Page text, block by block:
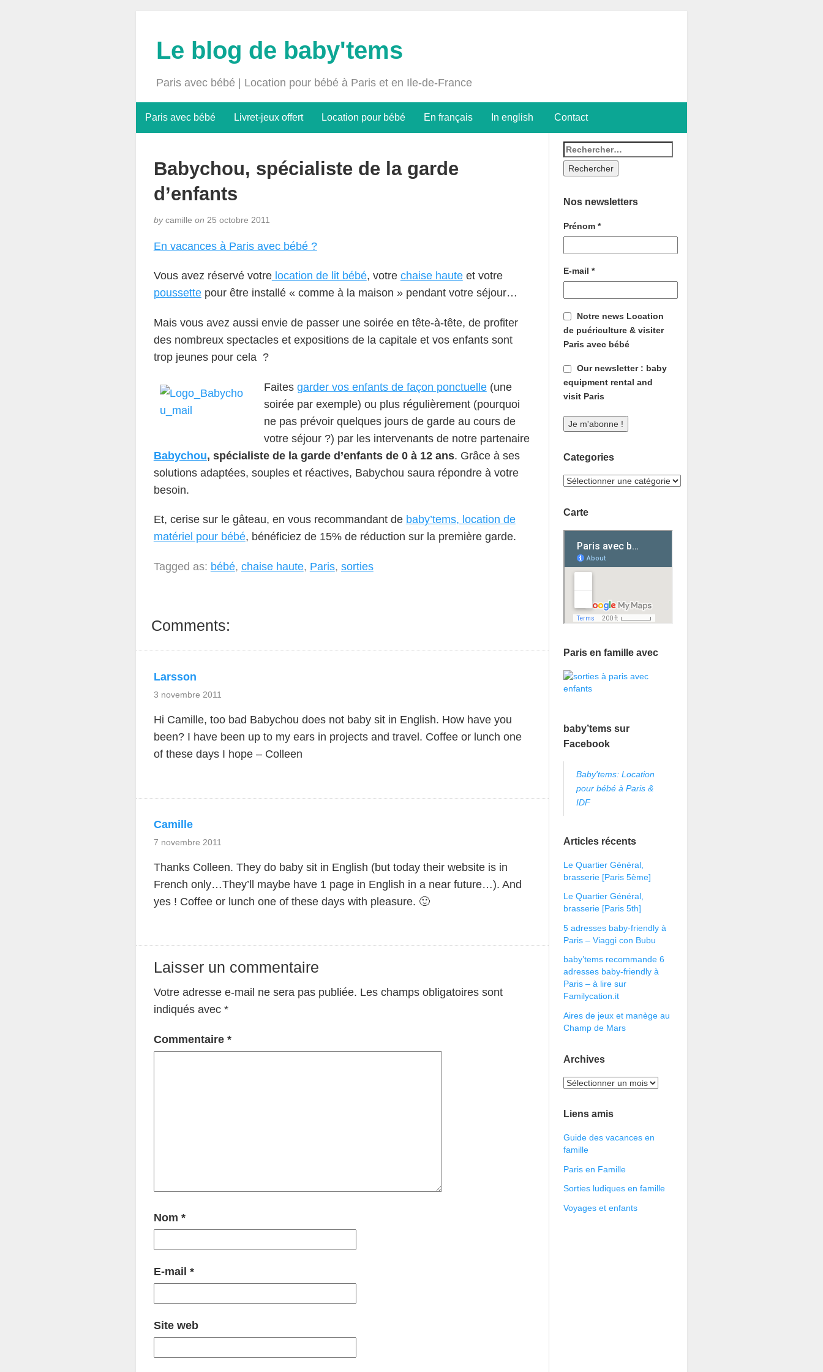
Le blog de baby'tems
Paris avec bébé | Location pour bébé à Paris et en Ile-de-France
Paris avec bébé Livret-jeux offert Location pour bébé En français In english Contact
Babychou, spécialiste de la garde
d’enfants
bycamille on 25 octobre 2011
En vacances à Paris avec bébé ?
Vous avez réservé votrelocation de lit bébé, votre chaise hauteet votre
poussettepour être installé « comme à la maison » pendant votre séjour…
Mais vous avez aussi envie de passer une soirée en tête-à-tête, de profiter
des nombreux spectacles et expositions de la capitale et vos enfants sont
trop jeunes pour cela ?
Faites garder vos enfants de façon ponctuelle(une
soirée par exemple) ou plus régulièrement (pourquoi
ne pas prévoir quelques jours de garde au cours de
votre séjour ?) par les intervenants de notre partenaire
Babychou, spécialiste de la garde d’enfants de 0 à 12 ans. Grâce à ses
solutions adaptées, souples et réactives, Babychou saura répondre à votre
besoin.
Et, cerise sur le gâteau, en vous recommandant de baby’tems, location de
matériel pour bébé, bénéficiez de 15% de réduction sur la première garde.
Tagged as: bébé, chaise haute, Paris, sorties
Comments:
Larsson
3 novembre 2011
Hi Camille, too bad Babychou does not baby sit in English. How have you
been? I have been up to my ears in projects and travel. Coffee or lunch one
of these days I hope – Colleen
Camille
7 novembre 2011
Thanks Colleen. They do baby sit in English (but today their website is in
French only…They’ll maybe have 1 page in English in a near future…). And
yes ! Coffee or lunch one of these days with pleasure. 🙂
Laisser un commentaire
Votre adresse e-mail ne sera pas publiée. Les champs obligatoires sont
indiqués avec *
Commentaire *
Nom *
E-mail *
Site web
Nos newsletters
Prénom*
E-mail*
Notre news Location
de puériculture & visiter
Paris avec bébé
Our newsletter : baby
equipment rental and
visit Paris
Categories
Carte
Paris en famille avec
baby’tems sur
Facebook
Baby'tems: Location
pour bébé à Paris &
IDF
Articles récents
Le Quartier Général,
brasserie [Paris 5ème]
Le Quartier Général,
brasserie [Paris 5th]
5 adresses baby-friendly à
Paris – Viaggi con Bubu
baby’tems recommande 6
adresses baby-friendly à
Paris – à lire sur
Familycation.it
Aires de jeux et manège au
Champ de Mars
Archives
Liens amis
Guide des vacances en
famille
Paris en Famille
Sorties ludiques en famille
Voyages et enfants